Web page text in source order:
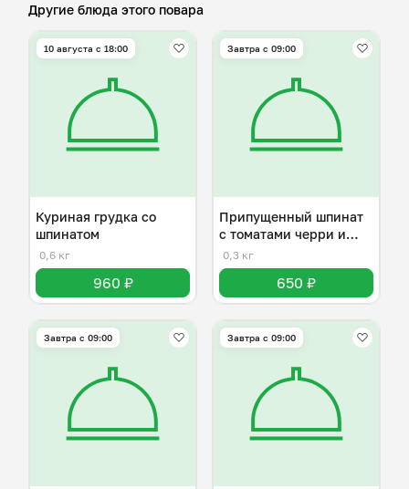
Другие блюда этого повара
10 августа с 18:00
Куриная грудка со
шпинатом
0,6 кг
960 ₽
Завтра c 09:00
Припущенный шпинат
с томатами черри и
пармезаном
0,3 кг
650 ₽
Завтра c 09:00 Завтра c 09:00